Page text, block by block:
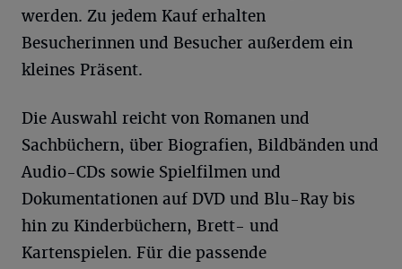
werden. Zu jedem Kauf erhalten
Besucherinnen und Besucher außerdem ein
kleines Präsent.
Die Auswahl reicht von Romanen und
Sachbüchern, über Biografien, Bildbänden und
Audio-CDs sowie Spielfilmen und
Dokumentationen auf DVD und Blu-Ray bis
hin zu Kinderbüchern, Brett- und
Kartenspielen. Für die passende